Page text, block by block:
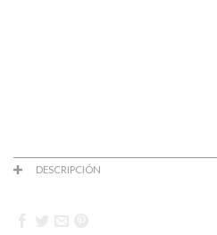
DESCRIPCIÓN